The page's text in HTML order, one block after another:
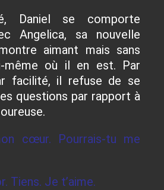
Daniel se comporte
Angelica, sa nouvelle
aimant mais sans
même où il en est. Par
facilité, il refuse de se
questions par rapport à
cœur. Pourrais-tu me
Tiens. Je t’aime.